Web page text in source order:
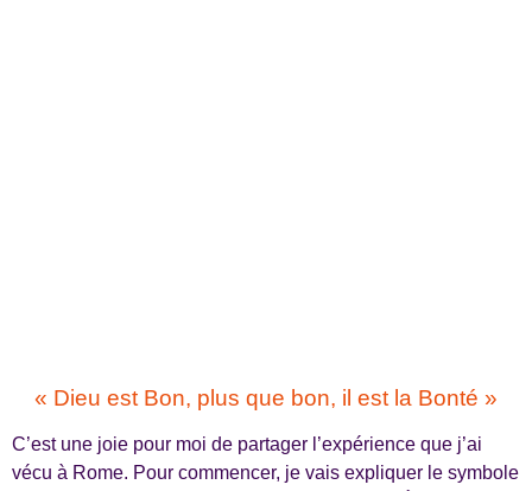
« Dieu est Bon, plus que bon, il est la Bonté »
C’est une joie pour moi de partager l’expérience que j’ai
vécu à Rome. Pour commencer, je vais expliquer le symbole